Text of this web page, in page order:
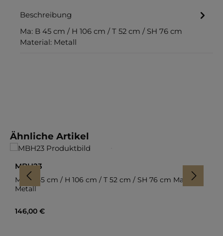
Beschreibung
Ma: B 45 cm / H 106 cm / T 52 cm / SH 76 cm
Material: Metall
Produktgalerie überspringen
Ähnliche Artikel
MBH23
Ma: B 45 cm / H 106 cm / T 52 cm / SH 76 cm Material:
Metall
Regulärer Preis:
146,00 €